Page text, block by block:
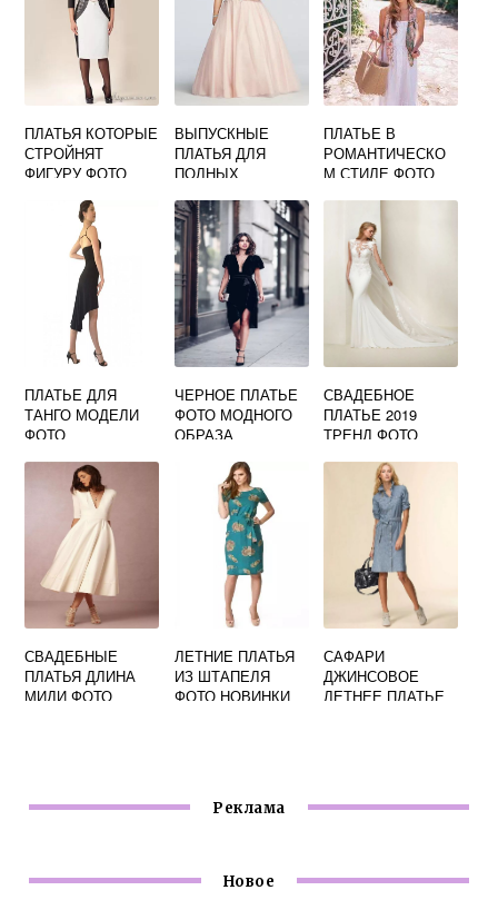
ПЛАТЬЯ КОТОРЫЕ
СТРОЙНЯТ
ФИГУРУ ФОТО
ВЫПУСКНЫЕ
ПЛАТЬЯ ДЛЯ
ПОЛНЫХ
ПЛАТЬЕ В
РОМАНТИЧЕСКО
М СТИЛЕ ФОТО
ПЛАТЬЕ ДЛЯ
ТАНГО МОДЕЛИ
ФОТО
ЧЕРНОЕ ПЛАТЬЕ
ФОТО МОДНОГО
ОБРАЗА
СВАДЕБНОЕ
ПЛАТЬЕ 2019
ТРЕНД ФОТО
СВАДЕБНЫЕ
ПЛАТЬЯ ДЛИНА
МИДИ ФОТО
ЛЕТНИЕ ПЛАТЬЯ
ИЗ ШТАПЕЛЯ
ФОТО НОВИНКИ
САФАРИ
ДЖИНСОВОЕ
ЛЕТНЕЕ ПЛАТЬЕ
Реклама
Новое